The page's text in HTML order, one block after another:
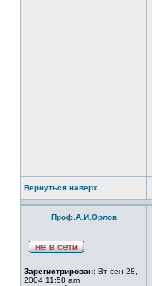
Вернуться наверх
Проф.А.И.Орлов
Зарегистрирован: Вт сен 28,
2004 11:58 am